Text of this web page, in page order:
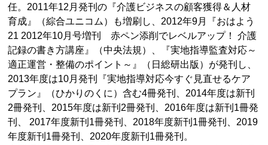
任。2011年12月発刊の『介護ビジネスの顧客獲得＆人材
育成』（綜合ユニコム）も増刷し、2012年9月『おはよう
21 2012年10月号増刊 赤ペン添削でレベルアップ！ 介護
記録の書き方講座』（中央法規）、『実地指導監査対応～
適正運営・整備のポイント～』（日総研出版）が発刊し、
2013年度は10月発刊『実地指導対応今すぐ見直せるケア
プラン』（ひかりのくに）含む4冊発刊、2014年度は新刊
2冊発刊、2015年度は新刊2冊発刊、2016年度は新刊1冊発
刊、 2017年度新刊1冊発刊、2018年度新刊1冊発刊、2019
年度新刊1冊発刊、2020年度新刊1冊発刊。